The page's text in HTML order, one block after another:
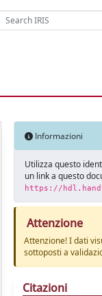
Informazioni
Utilizza questo
un link a questo
https://
Attenzione
Attenzione! I dati
sottoposti a
Citazioni